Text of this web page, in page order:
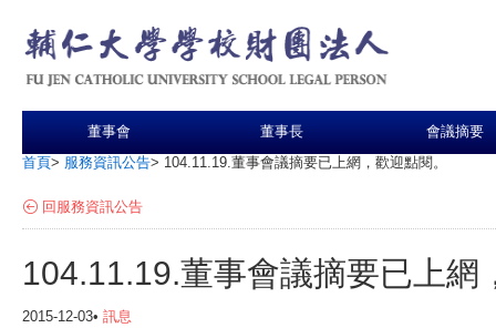
董事會 董事長 會議摘要
首頁> 服務資訊公告> 104.11.19.董事會議摘要已上網，歡迎點閱。
回服務資訊公告
104.11.19.董事會議摘要已上網
2015-12-03• 訊息